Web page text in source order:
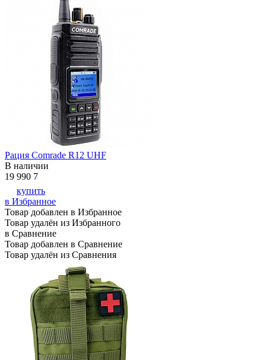
Рация Comrade R12 UHF
В наличии
19 990 7
купить
в Избранное
Товар добавлен в Избранное
Товар удалён из Избранного
в Сравнение
Товар добавлен в Сравнение
Товар удалён из Сравнения